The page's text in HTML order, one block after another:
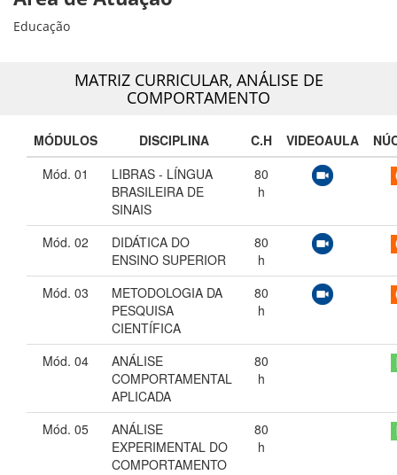
Educação
MATRIZ CURRICULAR, ANÁLISE DE
COMPORTAMENTO
MÓDULOS DISCIPLINA C.H VIDEOAULA
Mód. 01
LIBRAS - LÍNGUA
BRASILEIRA DE
SINAIS
80
h
Mód. 02
DIDÁTICA DO
ENSINO SUPERIOR
80
h
Mód. 03
METODOLOGIA DA
PESQUISA
CIENTÍFICA
80
h
Mód. 04
ANÁLISE
COMPORTAMENTAL
APLICADA
80
h
Mód. 05
ANÁLISE
EXPERIMENTAL DO
COMPORTAMENTO
80
h